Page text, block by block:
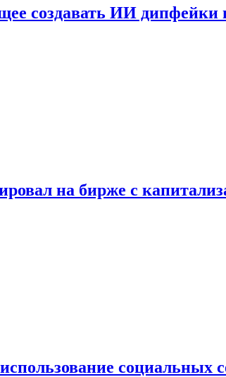
создавать ИИ дипфейки
на бирже с
социальных